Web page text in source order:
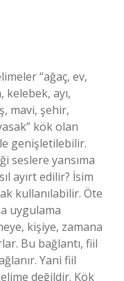
“ağaç, ev,
kelebek, ayı,
mavi, şehir,
kök olan
genişletilebilir.
seslere yansıma
ayırt edilir? İsim
kullanılabilir. Öte
uygulama
kişiye, zamana
Bu bağlantı, fiil
Yani fiil
değildir. Kök